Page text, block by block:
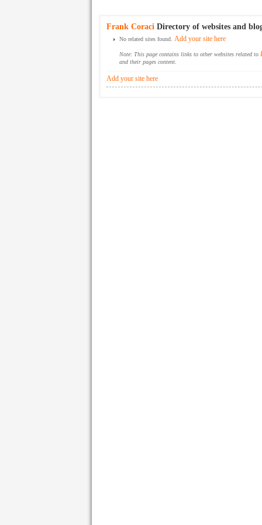
Frank Coraci Directory of websites and
No related sites found. Add your site here
Note: This page contains links to other websites related to
and their pages content.
Add your site here